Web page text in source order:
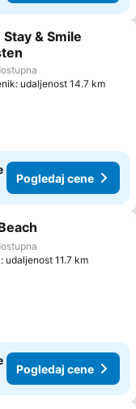
favorite
& Smile
udaljenost 14.7 km
Pogledaj cene
udaljenost 11.7 km
Pogledaj cene